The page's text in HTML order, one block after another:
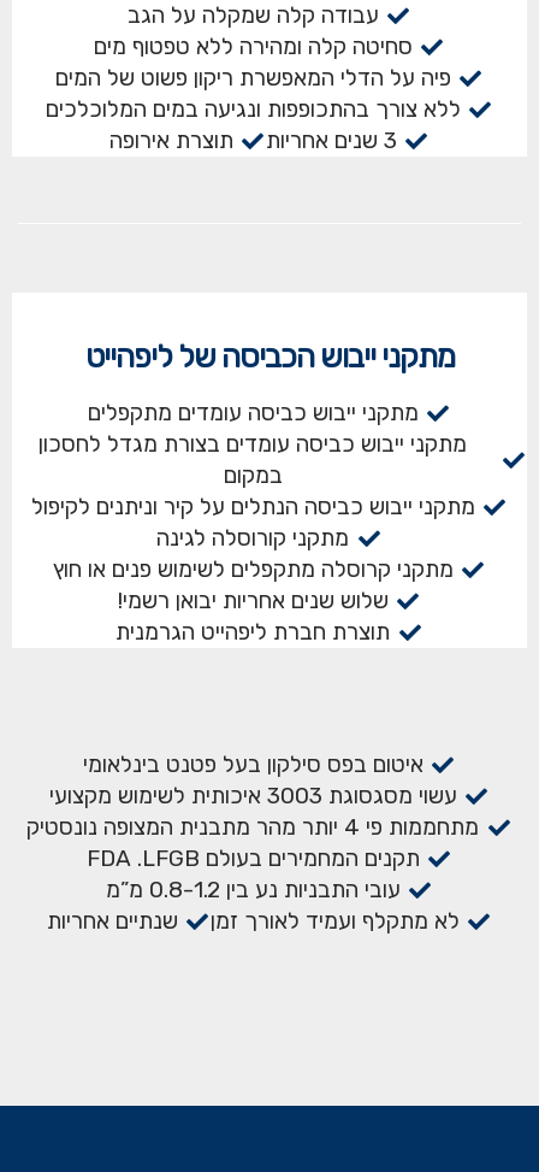
עבודה קלה שמקלה על הגב
סחיטה קלה ומהירה ללא טפטוף מים
פיה על הדלי המאפשרת ריקון פשוט של המים
ללא צורך בהתכופפות ונגיעה במים המלוכלכים
3 שנים אחריות
תוצרת אירופה
מתקני ייבוש הכביסה של ליפהייט
מתקני ייבוש כביסה עומדים מתקפלים
מתקני ייבוש כביסה עומדים בצורת מגדל לחסכון
במקום
מתקני ייבוש כביסה הנתלים על קיר וניתנים לקיפול
מתקני קורוסלה לגינה
מתקני קרוסלה מתקפלים לשימוש פנים או חוץ
שלוש שנים אחריות יבואן רשמי!
תוצרת חברת ליפהייט הגרמנית
איטום בפס סילקון בעל פטנט בינלאומי
עשוי מסגסוגת 3003 איכותית לשימוש מקצועי
מתחממות פי 4 יותר מהר מתבנית המצופה נונסטיק
תקנים המחמירים בעולם FDA .LFGB
עובי התבניות נע בין 0.8-1.2 מ”מ
לא מתקלף ועמיד לאורך זמן
שנתיים אחריות